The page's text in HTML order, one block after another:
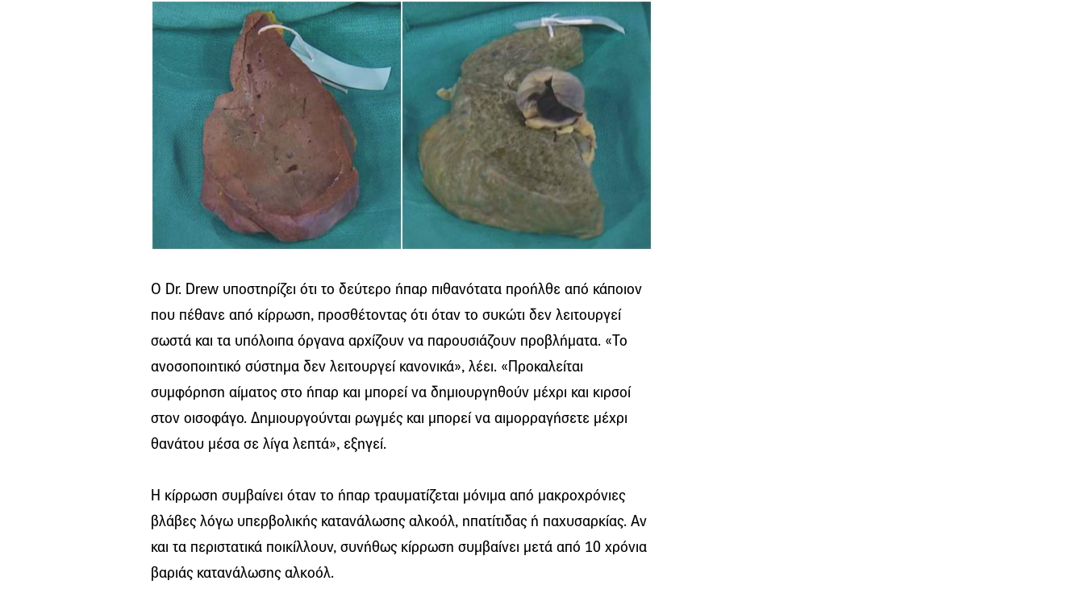
O Dr. Drew υποστηρίζει ότι το δεύτερο ήπαρ πιθανότατα προήλθε από κάποιον
που πέθανε από κίρρωση, προσθέτοντας ότι όταν το συκώτι δεν λειτουργεί
σωστά και τα υπόλοιπα όργανα αρχίζουν να παρουσιάζουν προβλήματα. «Το
ανοσοποιητικό σύστημα δεν λειτουργεί κανονικά», λέει. «Προκαλείται
συμφόρηση αίματος στο ήπαρ και μπορεί να δημιουργηθούν μέχρι και κιρσοί
στον οισοφάγο. Δημιουργούνται ρωγμές και μπορεί να αιμορραγήσετε μέχρι
θανάτου μέσα σε λίγα λεπτά», εξηγεί.
Η κίρρωση συμβαίνει όταν το ήπαρ τραυματίζεται μόνιμα από μακροχρόνιες
βλάβες λόγω υπερβολικής κατανάλωσης αλκοόλ, ηπατίτιδας ή παχυσαρκίας. Αν
και τα περιστατικά ποικίλλουν, συνήθως κίρρωση συμβαίνει μετά από 10 χρόνια
βαριάς κατανάλωσης αλκοόλ.